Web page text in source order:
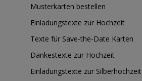
Musterkarten bestellen
Einladungstexte zur Hochzeit
Texte für Save-the-Date Karten
Dankestexte zur Hochzeit
Einladungstexte zur Silberhochzeit